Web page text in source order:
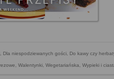
, Dla niespodziewanych gości, Do kawy czy
, Walentynki, Wegetariańska, Wypieki i